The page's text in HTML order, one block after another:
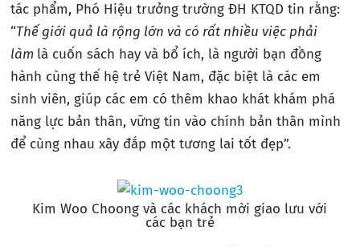
tác phẩm, Phó Hiệu trưởng trường ĐH KTQD tin rằng:
“Thế giới quả là rộng lớn và có rất nhiều việc phải
làm là cuốn sách hay và bổ ích, là người bạn đồng
hành cùng thế hệ trẻ Việt Nam, đặc biệt là các em
sinh viên, giúp các em có thêm khao khát khám phá
năng lực bản thân, vững tin vào chính bản thân mình
để cùng nhau xây đắp một tương lai tốt đẹp”.
Kim Woo Choong và các khách mời giao lưu với
các bạn trẻ